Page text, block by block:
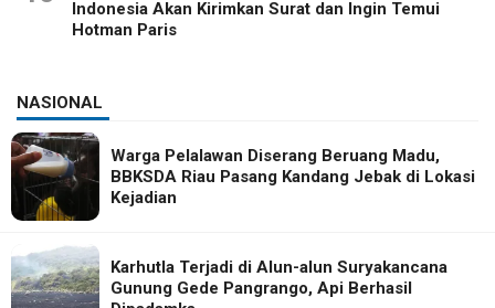
Indonesia Akan Kirimkan Surat dan Ingin Temui
Hotman Paris
NASIONAL
Warga Pelalawan Diserang Beruang Madu,
BBKSDA Riau Pasang Kandang Jebak di Lokasi
Kejadian
Karhutla Terjadi di Alun-alun Suryakancana
Gunung Gede Pangrango, Api Berhasil